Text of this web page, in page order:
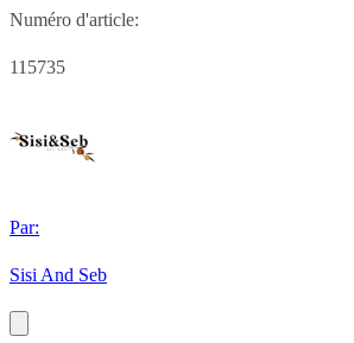
Numéro d'article:
115735
Par:
Sisi And Seb